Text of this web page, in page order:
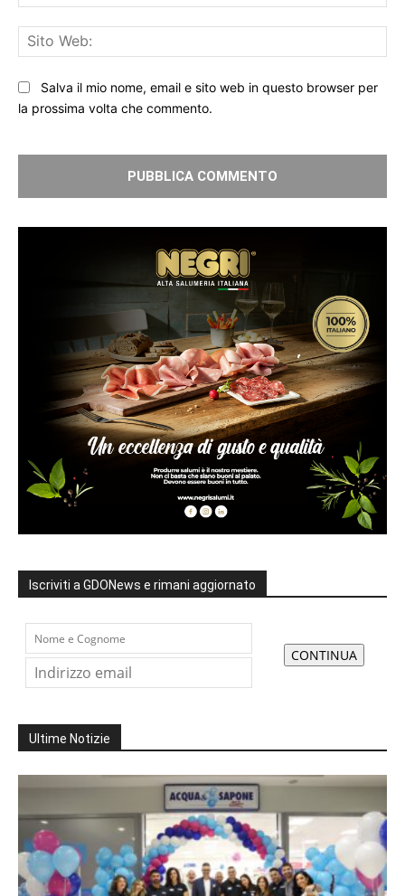
Salva il mio nome, email e sito web in questo browser per
la prossima volta che commento.
Iscriviti a GDONews e rimani aggiornato
Ultime Notizie